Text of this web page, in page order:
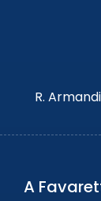
R.
A